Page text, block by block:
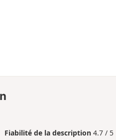
Fiabilité de la description 4.7 / 5